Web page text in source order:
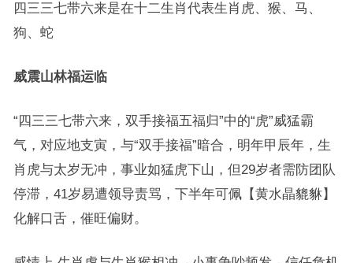
四三三七带六来是在十二生肖代表生肖虎、猴、马、
狗、蛇
威震山林福运临
“四三三七带六来，双手接福五福归”中的“虎”威猛霸
气，对应地支寅，与“双手接福”暗合，明年甲辰年，生
肖虎与太岁无冲，事业如猛虎下山，但29岁者需防团队
停滞，41岁易遭领导责骂，下半年可佩【黄水晶貔貅】
化解口舌，催旺偏财。